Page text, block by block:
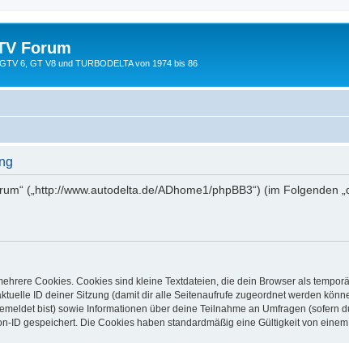
Forum
6, GT V8 und TURBODELTA von 1974 bis 86
(„http://www.autodelta.de/ADhome1/phpBB3“) (im Folgenden
Cookies. Cookies sind kleine Textdateien, die dein Browser als
ID deiner Sitzung (damit dir alle Seitenaufrufe zugeordnet werden
bist) sowie Informationen über deine Teilnahme an Umfragen (sofern
ID gespeichert. Die Cookies haben standardmäßig eine Gültigkeit von